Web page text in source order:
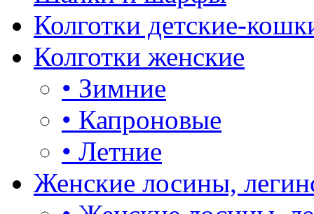
Колготки детские-
Колготки женские
• Зимние
• Капроновые
• Летние
Женские лосины,